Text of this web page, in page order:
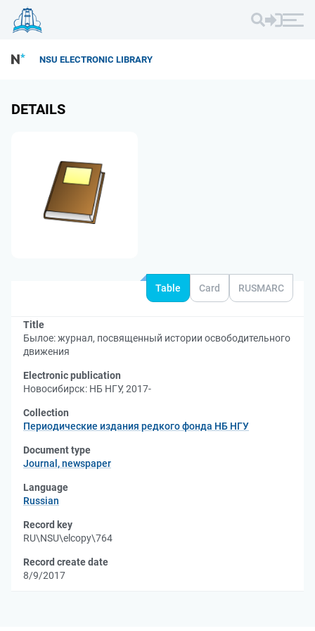
NSU ELECTRONIC LIBRARY
DETAILS
Table Card RUSMARC
Title
Былое: журнал, посвященный истории освободительного
движения
Electronic publication
Новосибирск: НБ НГУ, 2017-
Collection
Периодические издания редкого фонда НБ НГУ
Document type
Journal, newspaper
Language
Russian
Record key
RU\NSU\elcopy\764
Record create date
8/9/2017